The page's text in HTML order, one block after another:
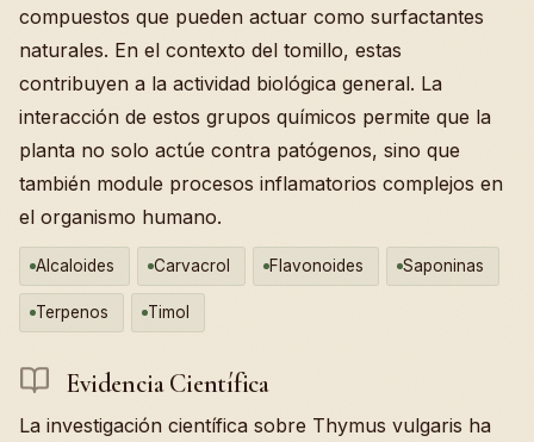
compuestos que pueden actuar como surfactantes
naturales. En el contexto del tomillo, estas
contribuyen a la actividad biológica general. La
interacción de estos grupos químicos permite que la
planta no solo actúe contra patógenos, sino que
también module procesos inflamatorios complejos en
el organismo humano.
Alcaloides Carvacrol Flavonoides Saponinas
Terpenos Timol
Evidencia Científica
La investigación científica sobre Thymus vulgaris ha